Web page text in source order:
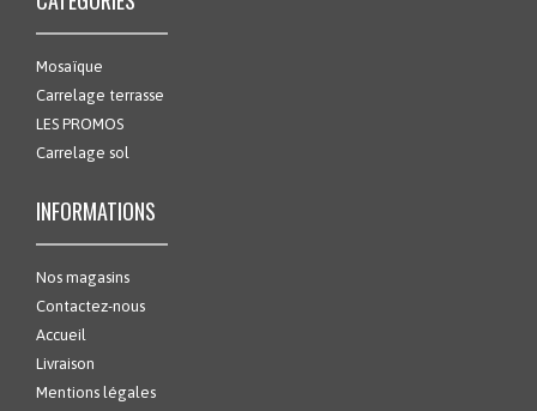
Mosaïque
Carrelage terrasse
LES PROMOS
Carrelage sol
INFORMATIONS
Nos magasins
Contactez-nous
Accueil
Livraison
Mentions légales